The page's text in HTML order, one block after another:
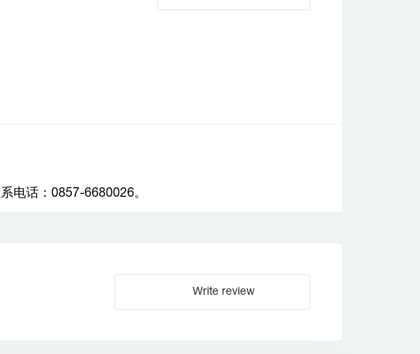
电话：0857-6680026。
Write review